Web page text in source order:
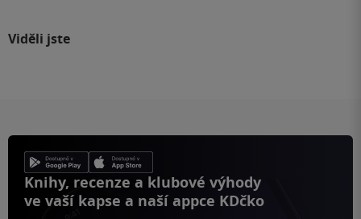
Viděli jste
Knihy, recenze a klubové výhody
ve vaší kapse a naší appce KDčko